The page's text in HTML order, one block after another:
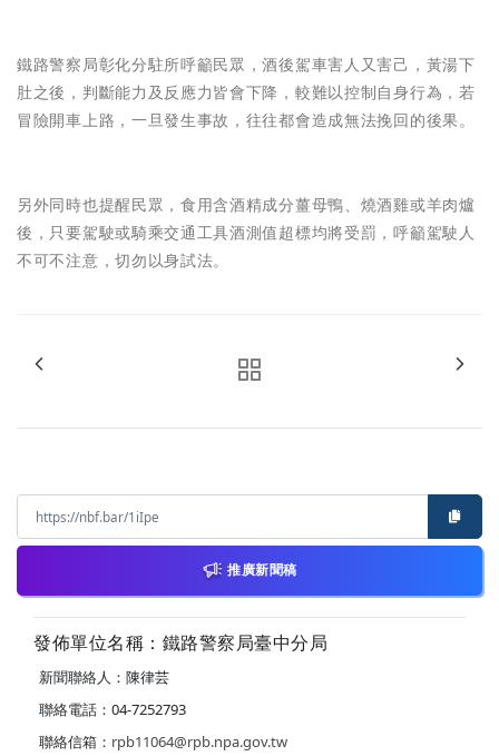
鐵路警察局彰化分駐所呼籲民眾，酒後駕車害人又害己，黃湯下
肚之後，判斷能力及反應力皆會下降，較難以控制自身行為，若
冒險開車上路，一旦發生事故，往往都會造成無法挽回的後果。
另外同時也提醒民眾，食用含酒精成分薑母鴨、燒酒雞或羊肉爐
後，只要駕駛或騎乘交通工具酒測值超標均將受罰，呼籲駕駛人
不可不注意，切勿以身試法。
推廣新聞稿
發佈單位名稱：鐵路警察局臺中分局
新聞聯絡人：陳律芸
聯絡電話：04-7252793
聯絡信箱： rpb11064@rpb.npa.gov.tw